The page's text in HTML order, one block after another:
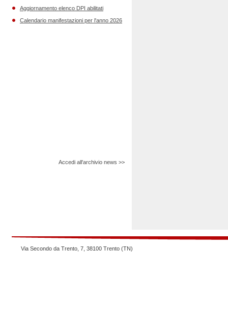
Aggiornamento elenco DPI abilitati
Calendario manifestazioni per l'anno 2026
Accedi all'archivio news >>
Via Secondo da Trento, 7, 38100 Trento (TN)